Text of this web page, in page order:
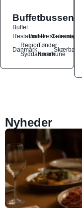
Buffetbussen
Buffet
Restauranter
Buffetrestauranter
Catering
Danmark
Region
Syddanmark
Tønder
Kommune
Skærbæk
Nyheder